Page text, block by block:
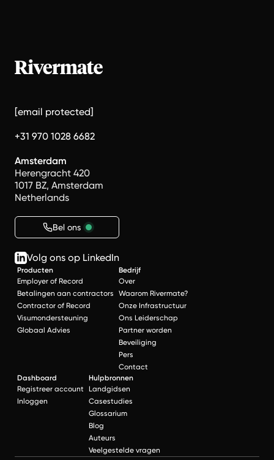
[email protected]
+31 970 1028 6682
Amsterdam
Herengracht 420
1017 BZ, Amsterdam
Netherlands
Bel ons
Volg ons op LinkedIn
Producten
Employer of Record
Betalingen aan contractors
Contractor of Record
Visumondersteuning
Globaal Advies
Bedrijf
Over
Waarom Rivermate?
Onze Infrastructuur
Ons Leiderschap
Partner worden
Beveiliging
Pers
Contact
Dashboard
Registreer account
Inloggen
Hulpbronnen
Landgidsen
Casestudies
Glossarium
Blog
Auteurs
Veelgestelde vragen